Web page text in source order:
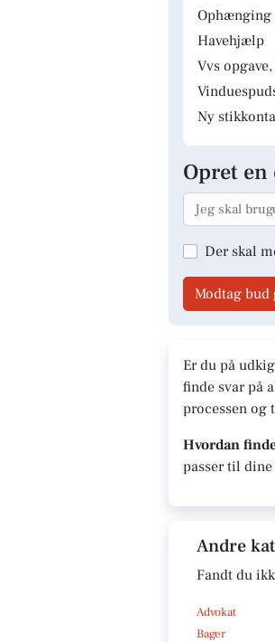
Ophænging
Havehjælp
Vvs
Ny
Opret en
Der skal
Modtag bud
Er du på
finde svar på
processen og
Hvordan
passer til dine
Andre
Fandt du
Advokat
Bager